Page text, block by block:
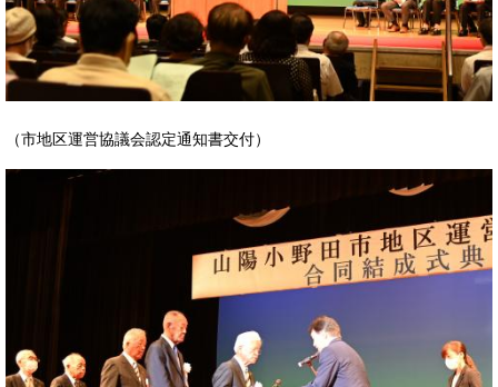
（市地区運営協議会認定通知書交付）